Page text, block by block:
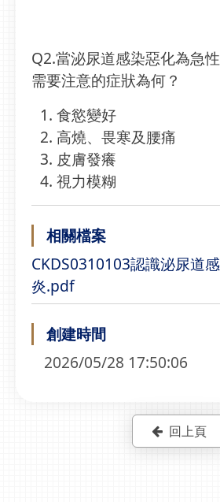
Q2.當泌尿道感染惡化為急
需要注意的症狀為何？
食慾變好
高燒、畏寒及腰痛
皮膚發癢
視力模糊
相關檔案
CKDS0310103認識泌尿道
炎.pdf
創建時間
2026/05/28 17:50:06
回上頁